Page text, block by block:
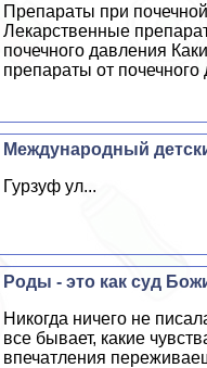
Препараты при
Лекарственные
почечного давления
препараты от
Международный
Гурзуф ул...
Роды - это как суд
Никогда ничего не
все бывает, какие
впечатления